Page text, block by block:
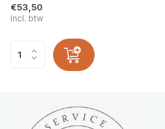
€53,50
Incl. btw